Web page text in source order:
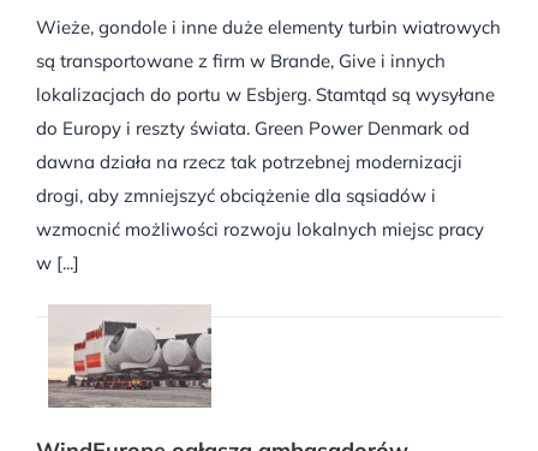
Wieże, gondole i inne duże elementy turbin wiatrowych
są transportowane z firm w Brande, Give i innych
lokalizacjach do portu w Esbjerg. Stamtąd są wysyłane
do Europy i reszty świata. Green Power Denmark od
dawna działa na rzecz tak potrzebnej modernizacji
drogi, aby zmniejszyć obciążenie dla sąsiadów i
wzmocnić możliwości rozwoju lokalnych miejsc pracy
w [...]